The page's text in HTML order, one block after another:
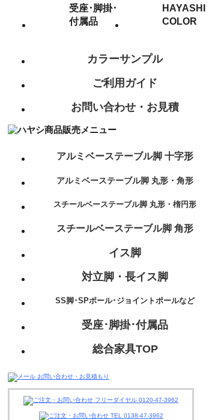
受座･脚掛･
付属品
HAYASHI
COLOR
カラーサンプル
ご利用ガイド
お問い合わせ・お見積
アルミベーステーブル脚 十字形
アルミベーステーブル脚 丸形・角形
スチールベーステーブル脚 丸形・楕円形
スチールベーステーブル脚 角形
イス脚
対立脚・長イス脚
SS脚･SPポール･ジョイントポールなど
受座･脚掛･付属品
総合家具TOP